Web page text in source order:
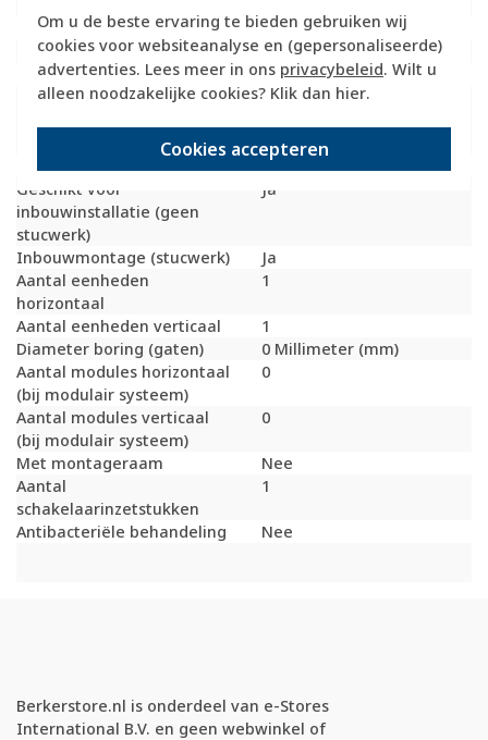
Om u de beste ervaring te bieden gebruiken wij
cookies voor websiteanalyse en (gepersonaliseerde)
advertenties. Lees meer in ons privacybeleid. Wilt u
alleen noodzakelijke cookies? Klik dan hier.
Cookies accepteren
Transparant
Nee
Uitvoering oppervlakte
Mat
Geschikt voor wandgoot
Ja
Geschikt voor
Ja
Bondige uitvoering
Nee
Geschikt voor
inbouwinstallatie (geen
stucwerk)
Ja
Inbouwmontage (stucwerk)
Ja
Aantal eenheden
horizontaal
1
Aantal eenheden verticaal
1
Diameter boring (gaten)
0 Millimeter (mm)
Aantal modules horizontaal
(bij modulair systeem)
0
Aantal modules verticaal
(bij modulair systeem)
0
Met montageraam
Nee
Aantal
schakelaarinzetstukken
1
Antibacteriële behandeling Nee
Berkerstore.nl is onderdeel van e-Stores
International B.V. en geen webwinkel of